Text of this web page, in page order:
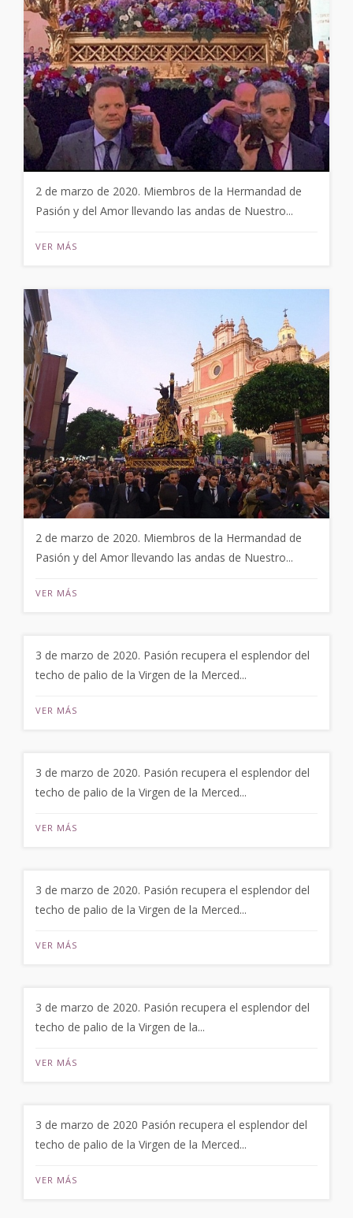
2 de marzo de 2020. Miembros de la Hermandad de
Pasión y del Amor llevando las andas de Nuestro...
VER MÁS
2 de marzo de 2020. Miembros de la Hermandad de
Pasión y del Amor llevando las andas de Nuestro...
VER MÁS
3 de marzo de 2020. Pasión recupera el esplendor del
techo de palio de la Virgen de la Merced...
VER MÁS
3 de marzo de 2020. Pasión recupera el esplendor del
techo de palio de la Virgen de la Merced...
VER MÁS
3 de marzo de 2020. Pasión recupera el esplendor del
techo de palio de la Virgen de la Merced...
VER MÁS
3 de marzo de 2020. Pasión recupera el esplendor del
techo de palio de la Virgen de la...
VER MÁS
3 de marzo de 2020 Pasión recupera el esplendor del
techo de palio de la Virgen de la Merced...
VER MÁS